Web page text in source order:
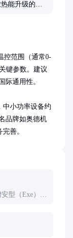
控范围（通常0-
键参数。建议
际通用性。
中小功率设备约
品牌如奥德机
善。
型（Exe）、
值。